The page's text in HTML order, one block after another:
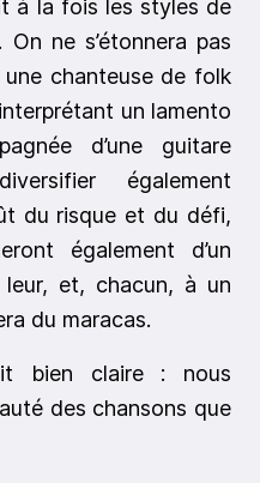
à la fois les styles de
ne s’étonnera pas
une chanteuse de folk
un lamento
d’une guitare
également
du risque et du défi,
également d’un
et, chacun, à un
du maracas.
bien claire : nous
des chansons que